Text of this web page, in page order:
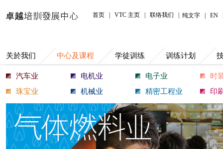
首页 VTC 主页 联络我们 纯文字 EN
关於我们 中心及课程 学徒训练 训练计划
中心及课程
汽车业 电机业 电子业
时
珠宝业
机械业 精密工程业 印